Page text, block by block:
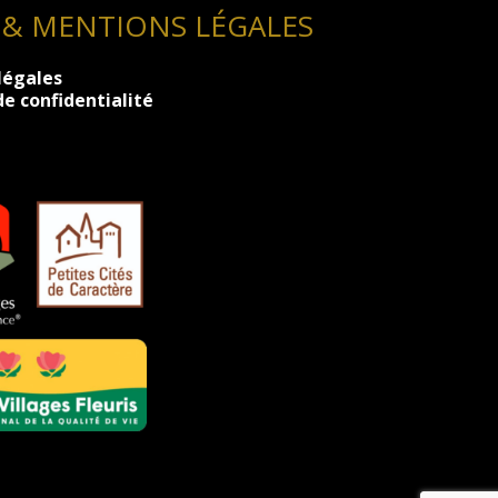
MENTIONS LÉGALES
confidentialité